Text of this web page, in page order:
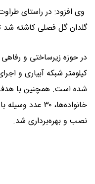
گلدان گل فصلی کاشته
شده است. همچنین با
خانواده‌ها،
نصب و بهره‌برداری شد.